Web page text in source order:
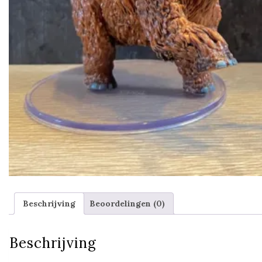
Beschrijving Beoordelingen (0)
Beschrijving